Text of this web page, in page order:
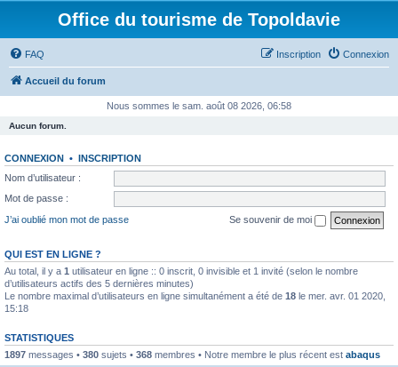
Office du tourisme de Topoldavie
FAQ Connexion
Inscription
Accueil du forum
Nous sommes le sam. août 08 2026, 06:58
Aucun forum.
CONNEXION • INSCRIPTION
Nom d’utilisateur :
Mot de passe :
J’ai oublié mon mot de passe
Se souvenir de moi
QUI EST EN LIGNE ?
Au total, il y a 1 utilisateur en ligne :: 0 inscrit, 0 invisible et 1 invité (selon le nombre
d’utilisateurs actifs des 5 dernières minutes)
Le nombre maximal d’utilisateurs en ligne simultanément a été de 18 le mer. avr. 01 2020,
15:18
STATISTIQUES
1897 messages • 380 sujets • 368 membres • Notre membre le plus récent est abaqus